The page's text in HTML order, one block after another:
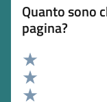
Quanto sono
pagina?
Valuta 5 stelle su 5
Valuta 4 stelle su 5